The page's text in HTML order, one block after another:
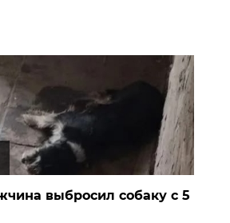
выбросил собаку с 5